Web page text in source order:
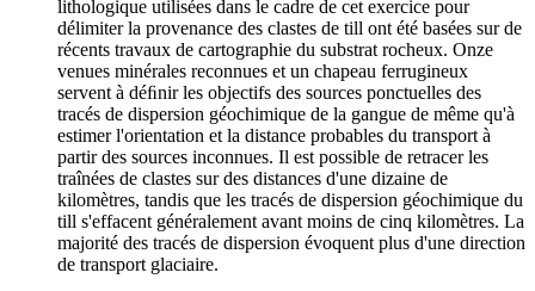
lithologique utilisées dans le cadre de cet exercice pour
délimiter la provenance des clastes de till ont été basées sur de
récents travaux de cartographie du substrat rocheux. Onze
venues minérales reconnues et un chapeau ferrugineux
servent à déﬁnir les objectifs des sources ponctuelles des
tracés de dispersion géochimique de la gangue de même qu'à
estimer l'orientation et la distance probables du transport à
partir des sources inconnues. Il est possible de retracer les
traînées de clastes sur des distances d'une dizaine de
kilomètres, tandis que les tracés de dispersion géochimique du
till s'effacent généralement avant moins de cinq kilomètres. La
majorité des tracés de dispersion évoquent plus d'une direction
de transport glaciaire.